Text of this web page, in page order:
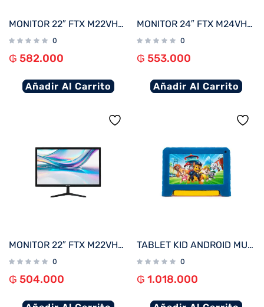
MONITOR 22″ FTX M22VHDFML FHD VGA/HDMI/75HZ/1MS/VA/BIVOLT BORDE INFINITO
0
₲ 582.000
Añadir Al Carrito
MONITOR 24″ FTX M24VHDB FHD VGA/HDMI/75HZ/5MS/BIVOLT C/BISEL
0
₲ 553.000
Añadir Al Carrito
MONITOR 22″ FTX M22VHDBZL FHD VGA/HDMI/75HZ/5MS/BIVOLT C/BISEL
0
₲ 504.000
TABLET KID ANDROID MULTILASER NB623 QC/64GB/4G/9″/WIFI/AZUL PAW PATROL
0
₲ 1.018.000